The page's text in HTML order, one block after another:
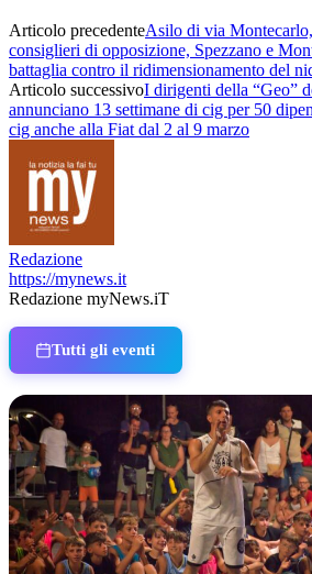
Articolo precedenteAsilo di via
consiglieri di opposizione, Spezzano e
battaglia contro il ridimensionamento del
Articolo successivoI dirigenti della “Geo”
annunciano 13 settimane di cig per 50
cig anche alla Fiat dal 2 al 9 marzo
Redazione
https://mynews.it
Redazione myNews.iT
Tutti gli eventi